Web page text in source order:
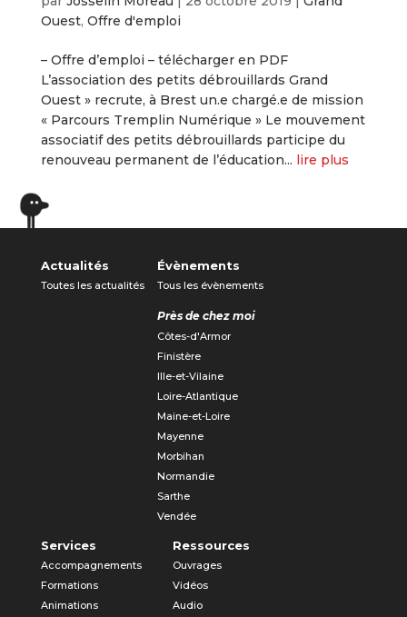
Ouest, Offre d'emploi
– Offre d’emploi – télécharger en PDF
L’association des petits débrouillards Grand
Ouest » recrute, à Brest un.e chargé.e de mission
« Parcours Tremplin Numérique » Le mouvement
associatif des petits débrouillards participe du
renouveau permanent de l’éducation... lire plus
Actualités
Toutes les actualités
Évènements
Tous les évènements
Près de chez moi
Côtes-d'Armor
Finistère
Ille-et-Vilaine
Loire-Atlantique
Maine-et-Loire
Mayenne
Morbihan
Normandie
Sarthe
Vendée
Services
Accompagnements
Formations
Animations
Ressources
Ouvrages
Vidéos
Audio